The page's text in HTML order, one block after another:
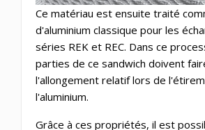
Ce matériau est ensuite traité
d'aluminium classique pour les
séries REK et REC. Dans ce
parties de ce sandwich doivent
l'allongement relatif lors de
l'aluminium.
Grâce à ces propriétés, il est